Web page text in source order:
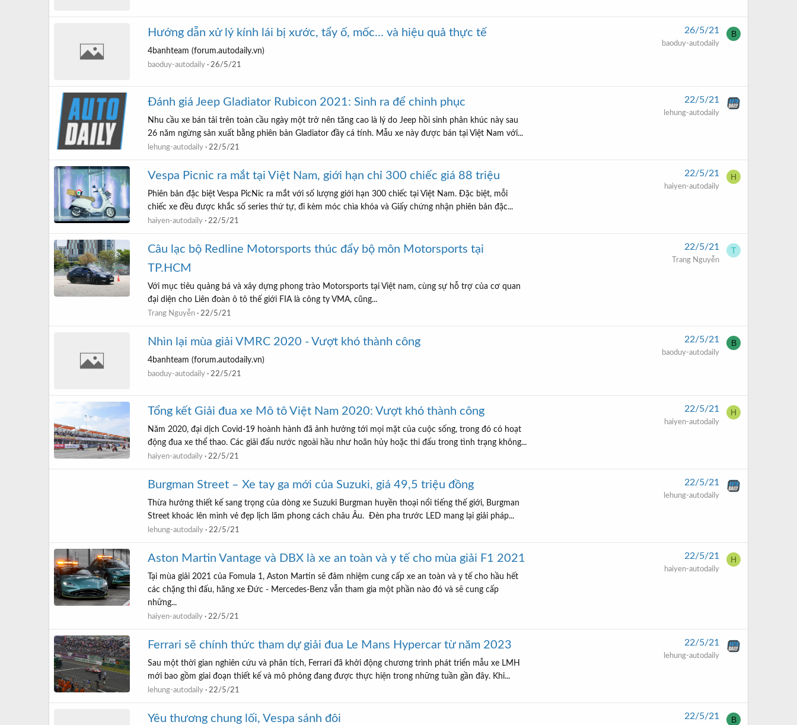
Hướng dẫn xử lý kính lái bị xước, tẩy ố, mốc... và hiệu quả thực tế
4banhteam (forum.autodaily.vn)
baoduy-autodaily 26/5/21
26/5/21
baoduy-autodaily
B
Đánh giá Jeep Gladiator Rubicon 2021: Sinh ra để chinh phục
Nhu cầu xe bán tải trên toàn cầu ngày một trở nên tăng cao là lý do Jeep hồi sinh phân khúc này sau
26 năm ngừng sản xuất bằng phiên bản Gladiator đầy cá tính. Mẫu xe này được bán tại Việt Nam với...
lehung-autodaily 22/5/21
22/5/21
lehung-autodaily
Vespa Picnic ra mắt tại Việt Nam, giới hạn chỉ 300 chiếc giá 88 triệu
Phiên bản đặc biệt Vespa PicNic ra mắt với số lượng giới hạn 300 chiếc tại Việt Nam. Đặc biệt, mỗi
chiếc xe đều được khắc số series thứ tự, đi kèm móc chìa khóa và Giấy chứng nhận phiên bản đặc...
haiyen-autodaily 22/5/21
22/5/21
haiyen-autodaily
H
Câu lạc bộ Redline Motorsports thúc đẩy bộ môn Motorsports tại
TP.HCM
Với mục tiêu quảng bá và xây dựng phong trào Motorsports tại Việt nam, cùng sự hỗ trợ của cơ quan
đại diện cho Liên đoàn ô tô thế giới FIA là công ty VMA, cũng...
Trang Nguyễn 22/5/21
22/5/21
Trang Nguyễn
T
Nhìn lại mùa giải VMRC 2020 - Vượt khó thành công
4banhteam (forum.autodaily.vn)
baoduy-autodaily 22/5/21
22/5/21
baoduy-autodaily
B
Tổng kết Giải đua xe Mô tô Việt Nam 2020: Vượt khó thành công
Năm 2020, đại dịch Covid-19 hoành hành đã ảnh hưởng tới mọi mặt của cuộc sống, trong đó có hoạt
động đua xe thể thao. Các giải đấu nước ngoài hầu như hoãn hủy hoặc thi đấu trong tình trạng không...
haiyen-autodaily 22/5/21
22/5/21
haiyen-autodaily
H
Burgman Street – Xe tay ga mới của Suzuki, giá 49,5 triệu đồng
Thừa hưởng thiết kế sang trọng của dòng xe Suzuki Burgman huyền thoại nổi tiếng thế giới, Burgman
Street khoác lên mình vẻ đẹp lịch lãm phong cách châu Âu. Đèn pha trước LED mang lại giải pháp...
lehung-autodaily 22/5/21
22/5/21
lehung-autodaily
Aston Martin Vantage và DBX là xe an toàn và y tế cho mùa giải F1 2021
Tại mùa giải 2021 của Fomula 1, Aston Martin sẽ đảm nhiệm cung cấp xe an toàn và y tế cho hầu hết
các chặng thi đấu, hãng xe Đức - Mercedes-Benz vẫn tham gia một phần nào đó và sẽ cung cấp
những...
haiyen-autodaily 22/5/21
22/5/21
haiyen-autodaily
H
Ferrari sẽ chính thức tham dự giải đua Le Mans Hypercar từ năm 2023
Sau một thời gian nghiên cứu và phân tích, Ferrari đã khởi động chương trình phát triển mẫu xe LMH
mới bao gồm giai đoạn thiết kế và mô phỏng đang được thực hiện trong những tuần gần đây. Khi...
lehung-autodaily 22/5/21
22/5/21
lehung-autodaily
Yêu thương chung lối, Vespa sánh đôi 22/5/21 B